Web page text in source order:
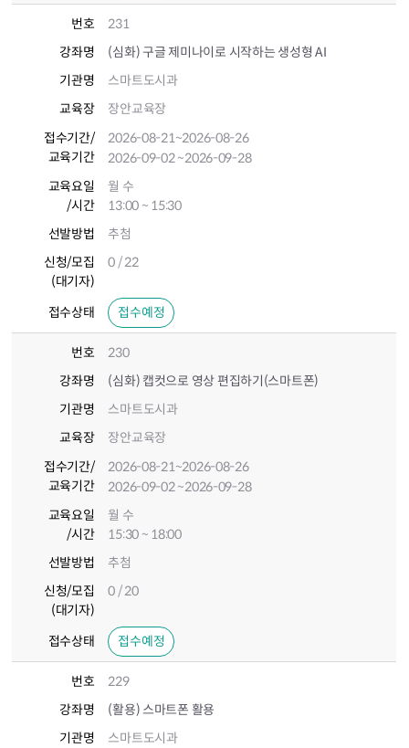
번호
231
강좌명
(심화) 구글 제미나이로 시작하는 생성형 AI
기관명
스마트도시과
교육장
장안교육장
접수기간/
교육기간
2026-08-21~2026-08-26
2026-09-02~2026-09-28
교육요일
/시간
월 수
13:00 ~ 15:30
선발방법
추첨
신청/모집
(대기자)
0 / 22
접수상태 접수예정
번호
230
강좌명
(심화) 캡컷으로 영상 편집하기(스마트폰)
기관명
스마트도시과
교육장
장안교육장
접수기간/
교육기간
2026-08-21~2026-08-26
2026-09-02~2026-09-28
교육요일
/시간
월 수
15:30 ~ 18:00
선발방법
추첨
신청/모집
(대기자)
0 / 20
접수상태 접수예정
번호
229
강좌명
(활용) 스마트폰 활용
기관명
스마트도시과